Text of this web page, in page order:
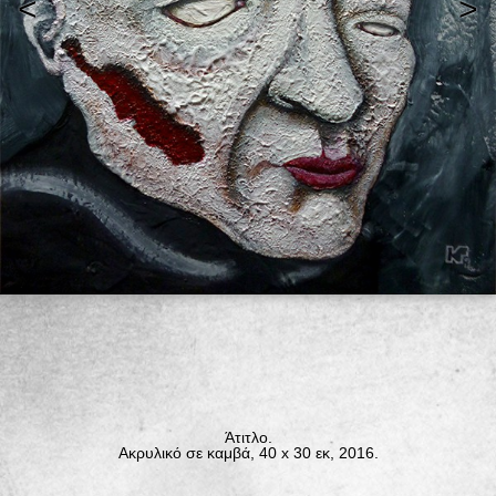
Άτιτλο.
Ακρυλικό σε καμβά, 40 x 30 εκ, 2016.
< >